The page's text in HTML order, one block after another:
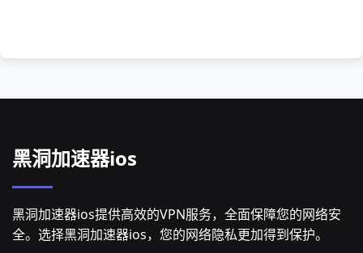
黑洞加速器ios
黑洞加速器ios提供高效的VPN服务，全面保障您的网络安
全。选择黑洞加速器ios，您的网络隐私更加得到保护。